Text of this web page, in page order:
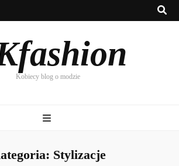
Kobiecy blog o modzie
Stylizacje